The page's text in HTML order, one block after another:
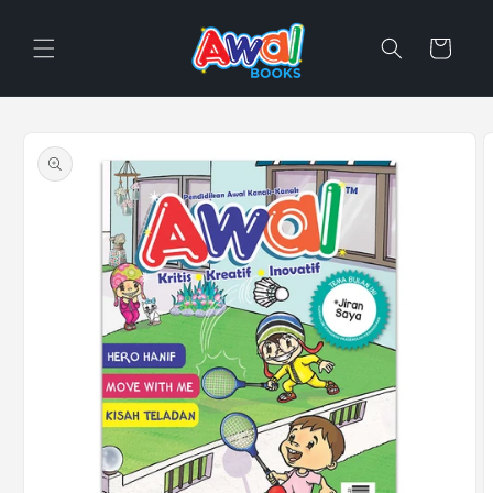
content
Cart
product
information